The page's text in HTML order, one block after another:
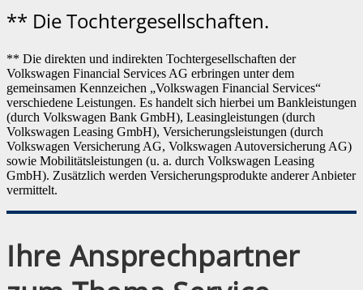
** Die Tochtergesellschaften.
** Die direkten und indirekten Tochtergesellschaften der
Volkswagen Financial Services AG erbringen unter dem
gemeinsamen Kennzeichen „Volkswagen Financial Services“
verschiedene Leistungen. Es handelt sich hierbei um Bankleistungen
(durch Volkswagen Bank GmbH), Leasingleistungen (durch
Volkswagen Leasing GmbH), Versicherungsleistungen (durch
Volkswagen Versicherung AG, Volkswagen Autoversicherung AG)
sowie Mobilitätsleistungen (u. a. durch Volkswagen Leasing
GmbH). Zusätzlich werden Versicherungsprodukte anderer Anbieter
vermittelt.
Ihre Ansprechpartner